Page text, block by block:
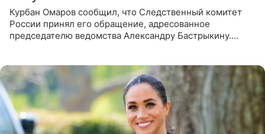
Курбан Омаров сообщил, что Следственный комитет
России принял его обращение, адресованное
председателю ведомства Александру Бастрыкину.